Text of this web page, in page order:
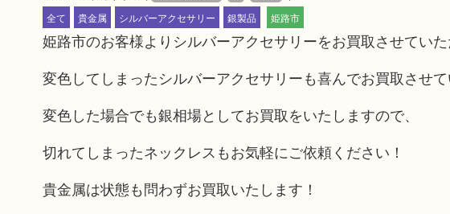
全て
貴金属 シルバーアクセサリー 銀製品 姫路市
姫路市のお客様よりシルバーアクセサリーをお買取させていた
変色してしまったシルバーアクセサリーも喜んでお買取させて
変色した場合でも銀相場としてお買取をいたしますので、
切れてしまったネックレスもお気軽にご依頼ください！
貴金属は状態も問わずお買取いたします！